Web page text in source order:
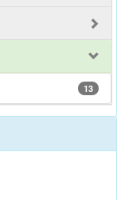
13